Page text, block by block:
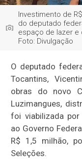
Investimento de
do deputado
espaço de lazer e
Foto: Divulgação
O deputado
Tocantins,
obras do novo
Luzimangues,
foi viabilizada
ao Governo
R$ 1,5 milhão,
Seleções.